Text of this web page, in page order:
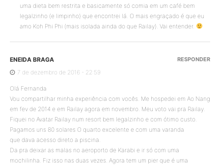
uma dieta bem restrita e basicamente só comia em um café bem
legalzinho (e limpinho) que encontrei lá. O mais engraçado é que eu
amo Koh Phi Phi (mais isolada ainda do que Railay). Vai entender.
ENEIDA BRAGA
7 de dezembro de 2016 - 22:59
Olá Fernanda
Vou compartilhar minha experiência com vocês. Me hospedei em Ao Nang
em fev de 2014 e em Railay agora em novembro. Meu voto vai pra Railay.
Fiquei no Avatar Railay num resort bem legalzinho e com ótimo custo.
Pagamos uns 80 solares O quarto excelente e com uma varanda
que dava acesso direto a piscina.
Da pra deixar as malas no aeroporto de Karabi e ir só com uma
mochilinha. Fiz isso nas duas vezes. Agora tem um pier que é uma
RESPONDER